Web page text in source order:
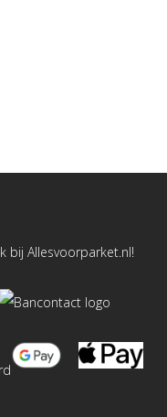
bij Allesvoorparket.nl!